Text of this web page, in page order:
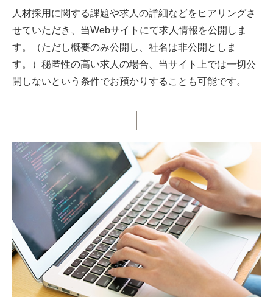
人材採用に関する課題や求人の詳細などをヒアリングさ
せていただき、当Webサイトにて求人情報を公開しま
す。（ただし概要のみ公開し、社名は非公開としま
す。）秘匿性の高い求人の場合、当サイト上では一切公
開しないという条件でお預かりすることも可能です。